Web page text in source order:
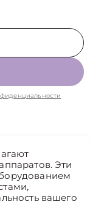
Эти
вашего